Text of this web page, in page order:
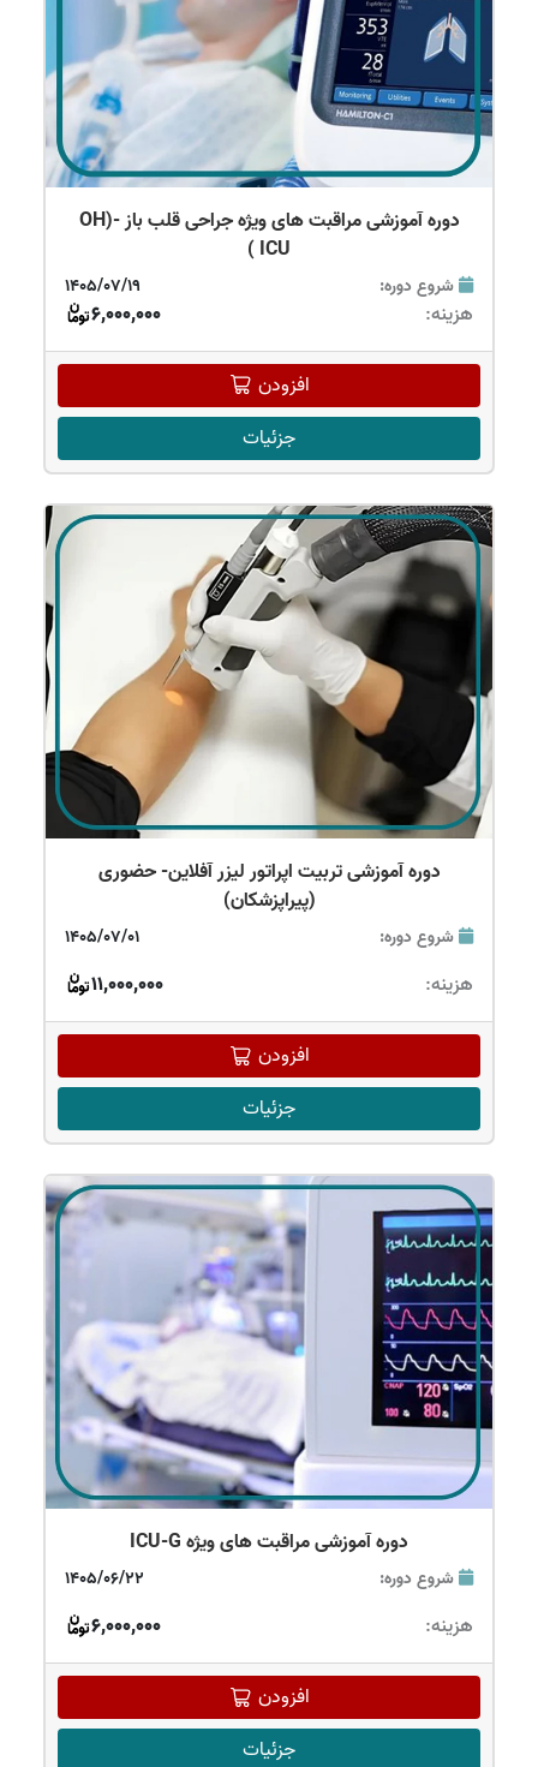
دوره آموزشی مراقبت های ویژه جراحی قلب باز OH)-
ICU )
شروع دوره: 1405/07/19
هزینه: 6,000,000
افزودن
جزئیات
دوره آموزشی تربیت اپراتور لیزر آفلاین- حضوری
(پیراپزشکان)
شروع دوره: 1405/07/01
هزینه: 11,000,000
افزودن
جزئیات
دوره آموزشی مراقبت های ویژه ICU-G
شروع دوره: 1405/06/22
هزینه: 6,000,000
افزودن
جزئیات